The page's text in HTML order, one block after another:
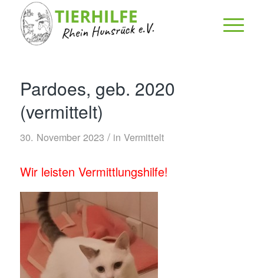
Pardoes, geb. 2020
(vermittelt)
30. November 2023 / in Vermittelt
Wir leisten Vermittlungshilfe!